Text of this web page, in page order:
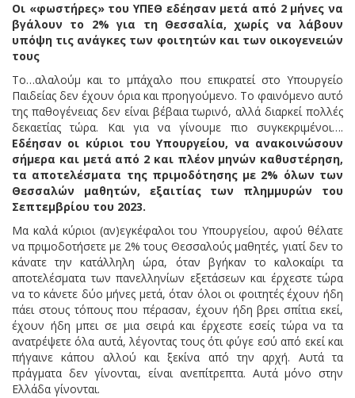
Οι «φωστήρες» του ΥΠΕΘ εδέησαν μετά από 2 μήνες να
βγάλουν το 2% για τη Θεσσαλία, χωρίς να λάβουν
υπόψη τις ανάγκες των φοιτητών και των οικογενειών
τους
Το…αλαλούμ και το μπάχαλο που επικρατεί στο Υπουργείο
Παιδείας δεν έχουν όρια και προηγούμενο. Το φαινόμενο αυτό
της παθογένειας δεν είναι βέβαια τωρινό, αλλά διαρκεί πολλές
δεκαετίας τώρα. Και για να γίνουμε πιο συγκεκριμένοι….
Εδέησαν οι κύριοι του Υπουργείου, να ανακοινώσουν
σήμερα και μετά από 2 και πλέον μηνών καθυστέρηση,
τα αποτελέσματα της πριμοδότησης με 2% όλων των
Θεσσαλών μαθητών, εξαιτίας των πλημμυρών του
Σεπτεμβρίου του 2023.
Μα καλά κύριοι (αν)εγκέφαλοι του Υπουργείου, αφού θέλατε
να πριμοδοτήσετε με 2% τους Θεσσαλούς μαθητές, γιατί δεν το
κάνατε την κατάλληλη ώρα, όταν βγήκαν το καλοκαίρι τα
αποτελέσματα των πανελληνίων εξετάσεων και έρχεστε τώρα
να το κάνετε δύο μήνες μετά, όταν όλοι οι φοιτητές έχουν ήδη
πάει στους τόπους που πέρασαν, έχουν ήδη βρει σπίτια εκεί,
έχουν ήδη μπει σε μια σειρά και έρχεστε εσείς τώρα να τα
ανατρέψετε όλα αυτά, λέγοντας τους ότι φύγε εσύ από εκεί και
πήγαινε κάπου αλλού και ξεκίνα από την αρχή. Αυτά τα
πράγματα δεν γίνονται, είναι ανεπίτρεπτα. Αυτά μόνο στην
Ελλάδα γίνονται.